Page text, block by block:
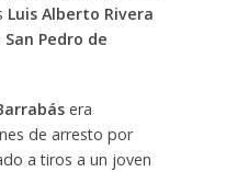
Luis Alberto Rivera
San Pedro de
era
de arresto por
a tiros a un joven